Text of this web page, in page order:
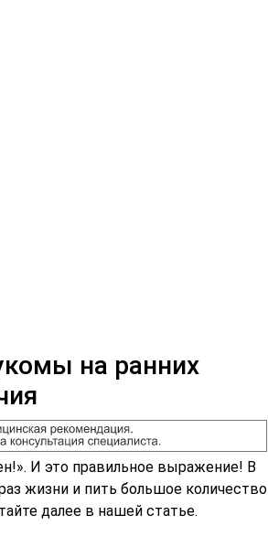
на ранних
И это правильное выражение! В
жизни и пить большое количество
далее в нашей статье.